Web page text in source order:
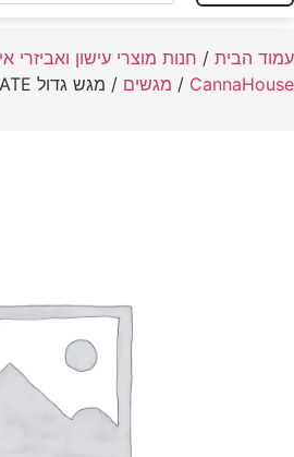
עמוד הבית / חנות מוצרי עישון ואביזרי
CannaHouse
/ מגשים / מגש גדול V SYMDICATE כרפדע